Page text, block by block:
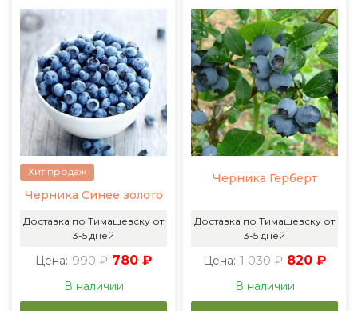
Хит продаж
Черника Синее золото
Доставка по Тимашевску от
3-5 дней
Цена: 990 ₽ 780 ₽
В наличии
Черника Герберт
Доставка по Тимашевску от
3-5 дней
Цена: 1 030 ₽ 820 ₽
В наличии